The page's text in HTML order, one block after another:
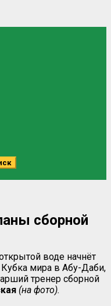
сборной
воде начнёт
Кубка мира в Абу-Даби,
тренер сборной
(на фото).